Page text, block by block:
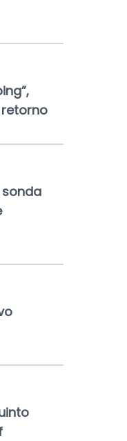
sonda